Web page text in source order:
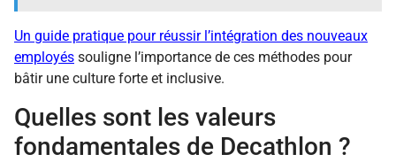
Un guide pratique pour réussir l’intégration des nouveaux
employés souligne l’importance de ces méthodes pour
bâtir une culture forte et inclusive.
Quelles sont les valeurs
fondamentales de Decathlon ?